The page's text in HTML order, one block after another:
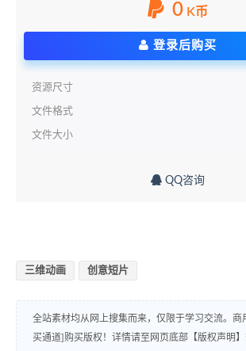
0 K币
登录后购买
资源尺寸
文件格式
文件大小
QQ咨询
三维动画 创意短片
全站素材均从网上搜集而来，仅限于学习交流。商
买通道]购买版权！详情请至网页底部【版权声明